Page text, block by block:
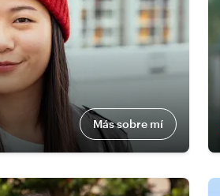
Más sobre mí